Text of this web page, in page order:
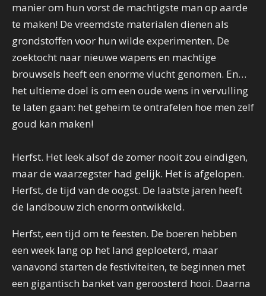
manier om hun vorst de machtigste man op aarde
te maken! De vreemdste materialen dienen als
grondstoffen voor hun wilde experimenten. De
zoektocht naar nieuwe wapens en machtige
brouwsels heeft een enorme vlucht genomen. En…
het ultieme doel is om een oude wens in vervulling
te laten gaan: het geheim te ontrafelen hoe men zelf
goud kan maken!
Herfst. Het leek alsof de zomer nooit zou eindigen,
maar de waarzegster had gelijk. Het is afgelopen.
Herfst, de tijd van de oogst. De laatste jaren heeft
de landbouw zich enorm ontwikkeld.
Herfst, een tijd om te feesten. De boeren hebben
een week lang op het land geploeterd, maar
vanavond starten de festiviteiten, te beginnen met
een gigantisch banket van geroosterd hooi. Daarna